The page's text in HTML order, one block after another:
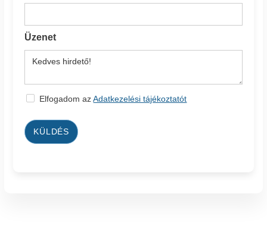
Üzenet
Elfogadom azAdatkezelési tájékoztatót
KÜLDÉS